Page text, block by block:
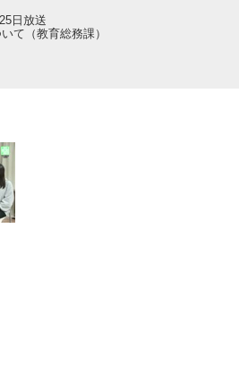
日放送
て（教育総務課）